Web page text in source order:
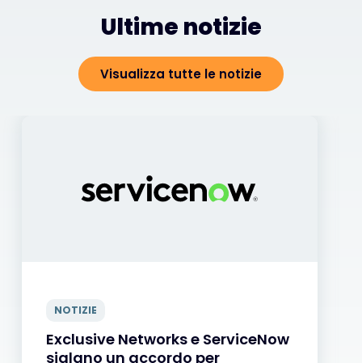
Ultime notizie
Visualizza tutte le notizie
NOTIZIE
Exclusive Networks e ServiceNow
siglano un accordo per